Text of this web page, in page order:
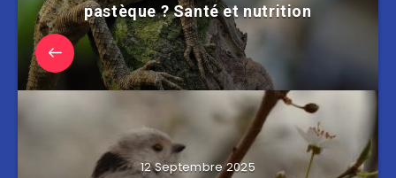
pastèque ? Santé et nutrition
12 Septembre 2025